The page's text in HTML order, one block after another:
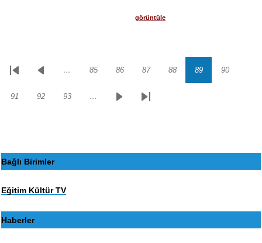
görüntüle
Sayfalama
İlk
Önceki… Sayfa
85 Sayfa
86 Sayfa
87 Sayfa
88 Sayfa
89 Sayfa
90
Sayfa
91 Sayfa
92 Sayfa
93 …
SonrakiSon
Bağlı Birimler
Eğitim Kültür TV
Haberler